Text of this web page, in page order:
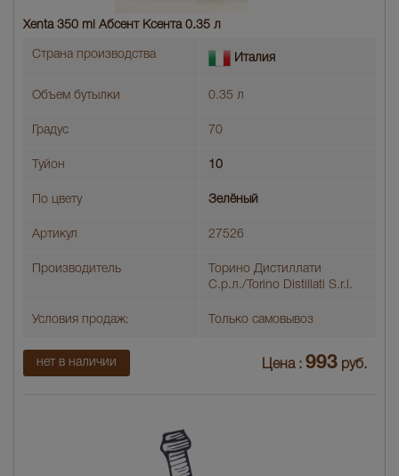
Xenta 350 ml Абсент Ксента 0.35 л
Страна производства Италия
Объем бутылки 0.35 л
Градус 70
Туйон 10
По цвету Зелёный
Артикул 27526
Производитель
Торино Дистиллати
С.р.л./Torino Distillati S.r.l.
Условия продаж: Только самовывоз
нет в наличии Цена : 993 руб.